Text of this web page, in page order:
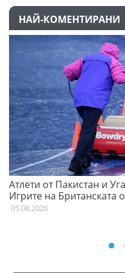
НАЙ-КОМЕНТИРАНИ
Атлети от Пакистан и
Игрите на Британската
05.08.2026